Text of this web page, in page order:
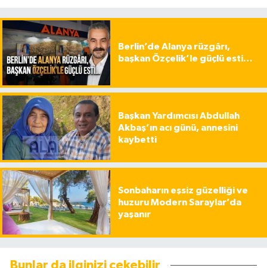
Berlin’de Alanya rüzgârı,
başkan Özçelik’le güçlü esti…
Başkan Yardımcısı Abdullah
Akbaş’ın acı günü, annesini
kaybetti
Sonbaharın eşsiz güzelliği ve
huzuru Modern Saraylar’da
yaşanır
Bunlar da ilginizi çekebilir